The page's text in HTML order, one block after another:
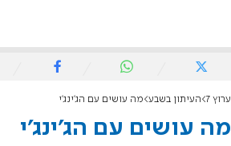
ערוץ 7 העיתון בשבע מה עושים עם הג'ינג'י
מה עושים עם הג'ינג'י